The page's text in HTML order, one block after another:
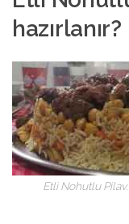
hazırlanır?
Etli Nohutlu Pilav.